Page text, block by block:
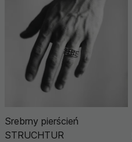
Srebrny pierścień
STRUCHTUR